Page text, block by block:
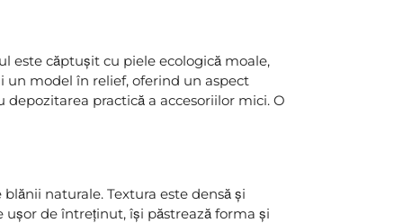
este căptușit cu piele ecologică moale,
un model în relief, oferind un aspect
practică a accesoriilor mici. O
naturale. Textura este densă și
de întreținut, își păstrează forma și